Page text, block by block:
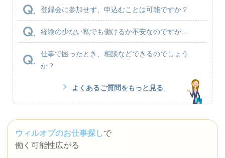
登録会に参加せず、申込むことは可能ですか？
経験の少ない私でも働けるか不安なのですが…
仕事で困ったとき、相談などできるのでしょう
か？
よくあるご質問をもっと見る
ウィルオブのお仕事探しで
働く可能性広がる